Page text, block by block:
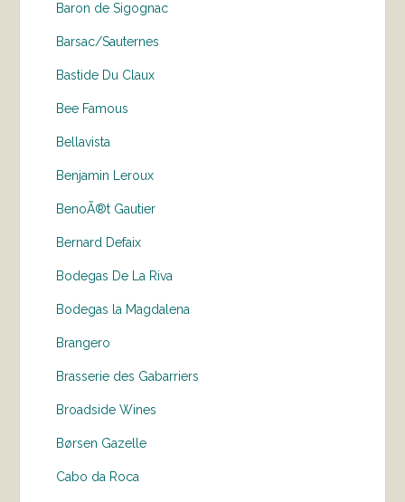
Baron de Sigognac
Barsac/Sauternes
Bastide Du Claux
Bee Famous
Bellavista
Benjamin Leroux
BenoÃ®t Gautier
Bernard Defaix
Bodegas De La Riva
Bodegas la Magdalena
Brangero
Brasserie des Gabarriers
Broadside Wines
Børsen Gazelle
Cabo da Roca